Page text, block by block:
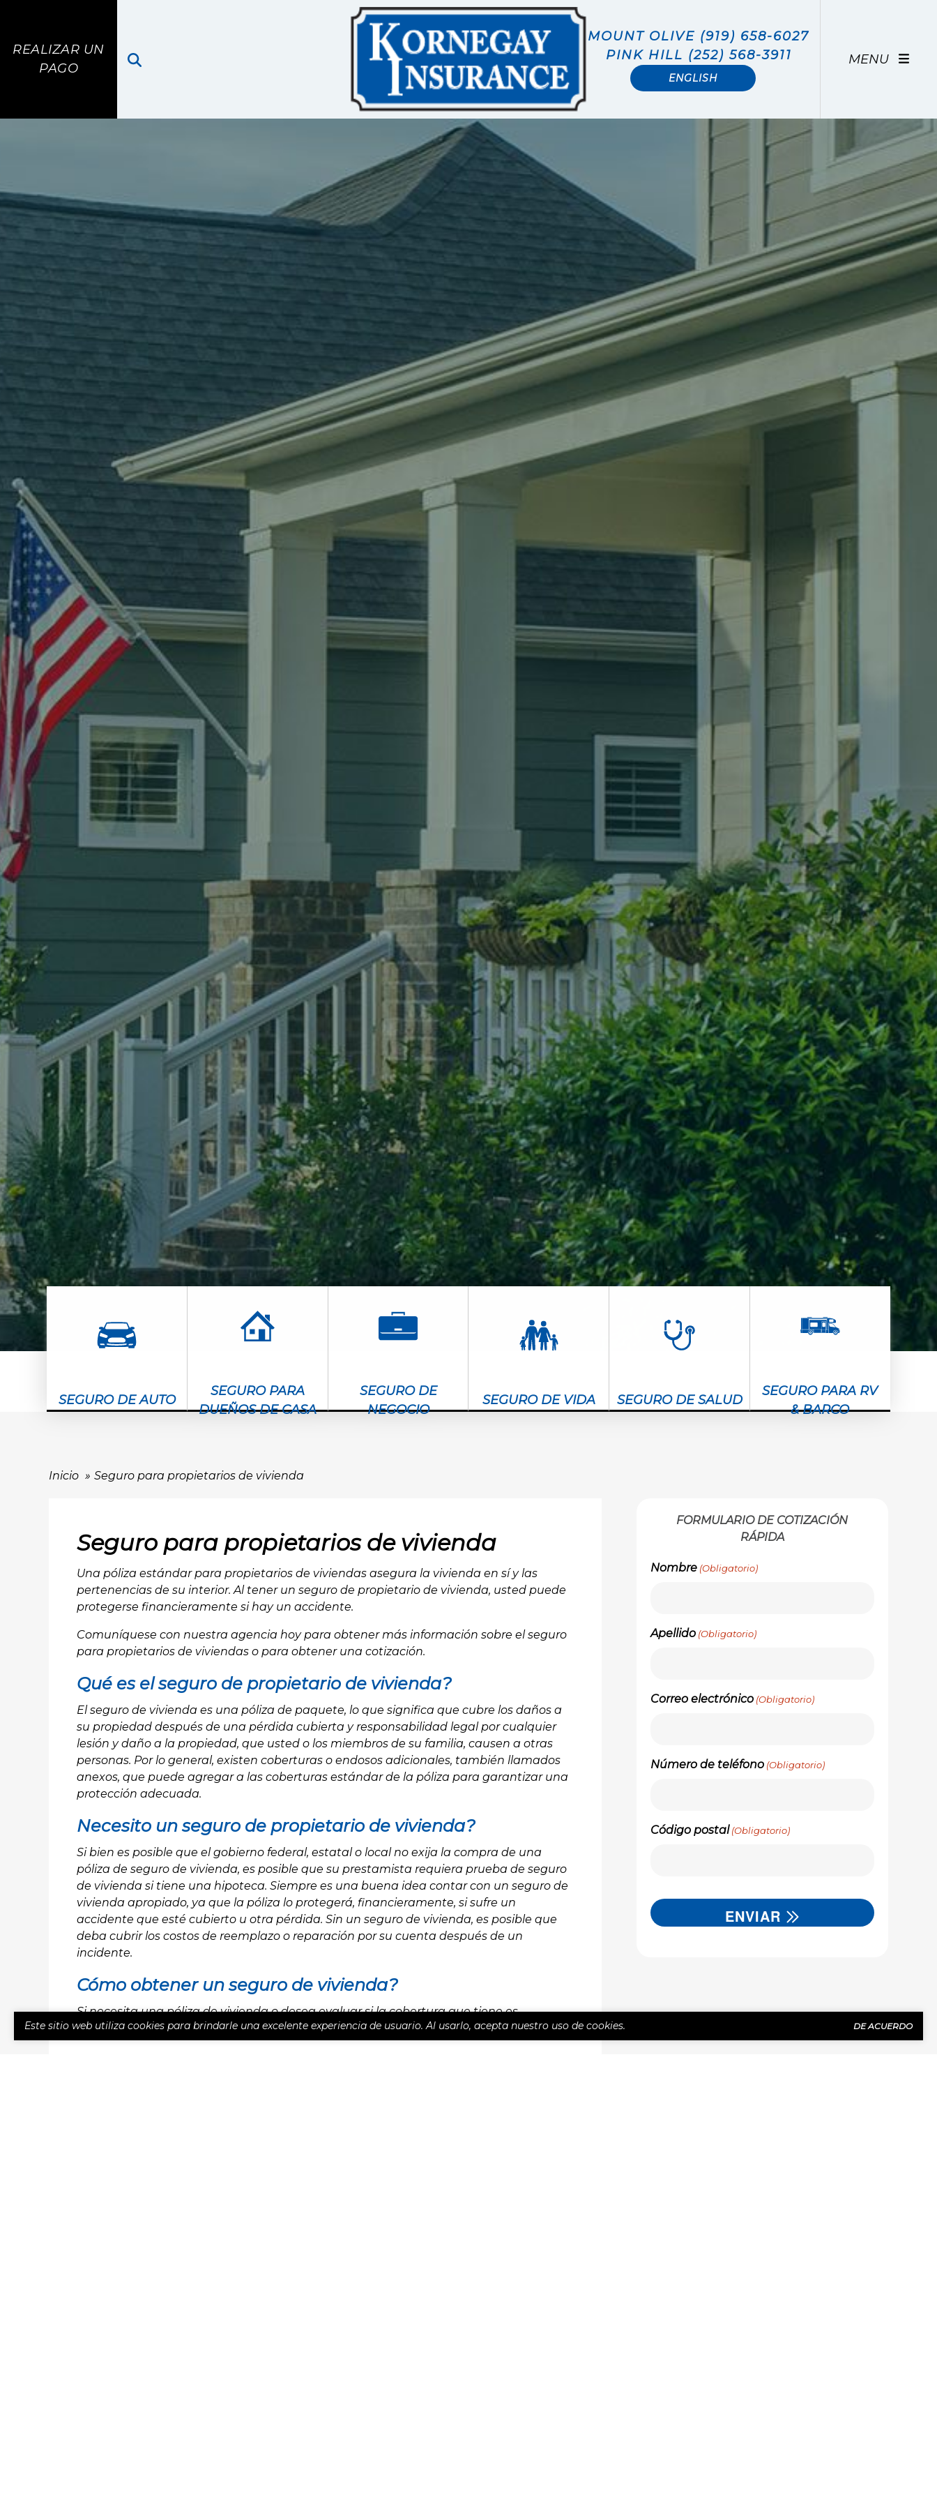
REALIZAR UN
PAGO
MOUNT OLIVE (919) 658-6027
PINK HILL (252) 568-3911
ENGLISH
MENU
SEGURO DE AUTO
SEGURO PARA
DUEÑOS DE CASA
SEGURO DE
NEGOCIO
SEGURO DE VIDA SEGURO DE SALUD
SEGURO PARA RV
& BARCO
Inicio Seguro para propietarios de vivienda
Seguro para propietarios de vivienda
Una póliza estándar para propietarios de viviendas asegura la vivienda en sí y las
pertenencias de su interior. Al tener un seguro de propietario de vivienda, usted puede
protegerse financieramente si hay un accidente.
Comuníquese con nuestra agencia hoy para obtener más información sobre el seguro
para propietarios de viviendas o para obtener una cotización.
Qué es el seguro de propietario de vivienda?
El seguro de vivienda es una póliza de paquete, lo que significa que cubre los daños a
su propiedad después de una pérdida cubierta y responsabilidad legal por cualquier
lesión y daño a la propiedad, que usted o los miembros de su familia, causen a otras
personas. Por lo general, existen coberturas o endosos adicionales, también llamados
anexos, que puede agregar a las coberturas estándar de la póliza para garantizar una
protección adecuada.
Necesito un seguro de propietario de vivienda?
Si bien es posible que el gobierno federal, estatal o local no exija la compra de una
póliza de seguro de vivienda, es posible que su prestamista requiera prueba de seguro
de vivienda si tiene una hipoteca. Siempre es una buena idea contar con un seguro de
vivienda apropiado, ya que la póliza lo protegerá, financieramente, si sufre un
accidente que esté cubierto u otra pérdida. Sin un seguro de vivienda, es posible que
deba cubrir los costos de reemplazo o reparación por su cuenta después de un
incidente.
Cómo obtener un seguro de vivienda?
Si necesita una póliza de vivienda o desea evaluar si la cobertura que tiene es
adecuada, estamos aquí para ayudarlo. Llame hoy!
FORMULARIO DE COTIZACIÓN
RÁPIDA
Nombre (Obligatorio)
Apellido (Obligatorio)
Correo electrónico (Obligatorio)
Número de teléfono (Obligatorio)
Código postal (Obligatorio)
ENVIAR
Este sitio web utiliza cookies para brindarle una excelente experiencia de usuario. Al usarlo, acepta nuestro uso de cookies. DE ACUERDO